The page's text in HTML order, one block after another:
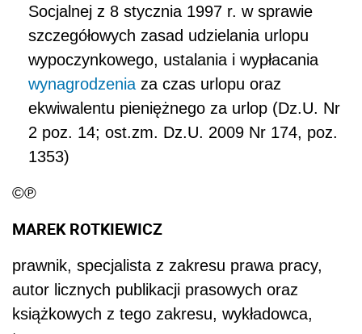
Socjalnej z 8 stycznia 1997 r. w sprawie
szczegółowych zasad udzielania urlopu
wypoczynkowego, ustalania i wypłacania
wynagrodzenia za czas urlopu oraz
ekwiwalentu pieniężnego za urlop (Dz.U. Nr
2 poz. 14; ost.zm. Dz.U. 2009 Nr 174, poz.
1353)
©℗
MAREK ROTKIEWICZ
prawnik, specjalista z zakresu prawa pracy,
autor licznych publikacji prasowych oraz
książkowych z tego zakresu, wykładowca,